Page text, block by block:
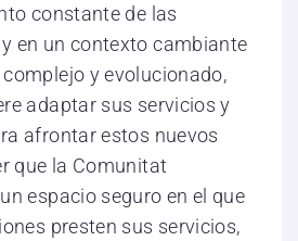
constante de las
en un contexto cambiante
y evolucionado,
adaptar sus servicios y
afrontar estos nuevos
que la Comunitat
espacio seguro en el que
presten sus servicios,